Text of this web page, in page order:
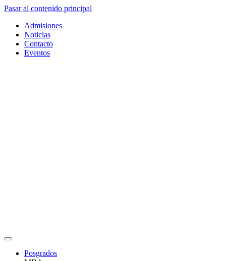
Pasar al contenido principal
Admisiones
Noticias
Contacto
Eventos
Posgrados